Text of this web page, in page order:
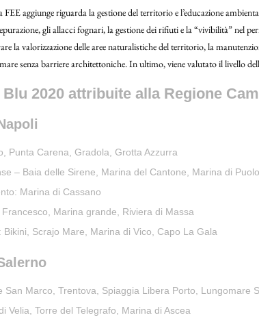
aggiunge riguarda la gestione del territorio e l’educazione
gli allacci fognari, la gestione dei rifiuti e la “vivibilità” nel
la valorizzazione delle aree naturalistiche del territorio, la
senza barriere architettoniche. In ultimo, viene valutato il livello
2020 attribuite alla Regione
Punta Carena, Gradola, Grotta Azzurra
– Baia delle Sirene, Marina del Cantone, Marina di
Marina di Cassano
Marina grande, Riviera di Massa
Bikini, Scrajo Mare, Marina di Vico, Capo La Gala
San Marco, Trentova, Spiaggia Libera Porto, Lungomare
Velia, Torre del Telegrafo, Marina di Ascea